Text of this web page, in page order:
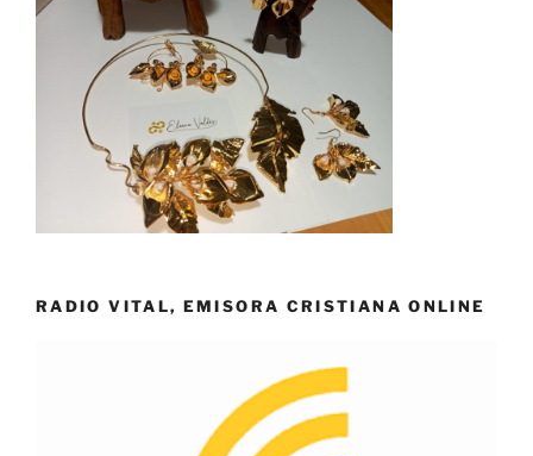
RADIO VITAL, EMISORA CRISTIANA ONLINE